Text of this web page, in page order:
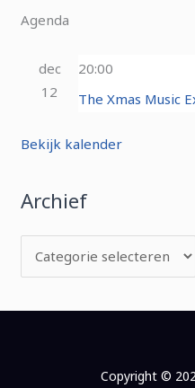
Agenda
dec
12
20:00
The Xmas Music
Bekijk kalender
Archief
Copyright ©